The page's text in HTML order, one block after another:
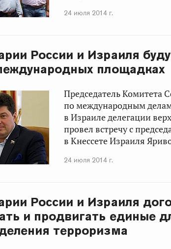
24 июля 2014 г.
России и Израиля
площадках
Председатель Комитета
по международным
в Израиле делегации
провел встречу с
в Кнессете Израиля
24 июля 2014 г.
России и Израиля
и продвигать единые
терроризма